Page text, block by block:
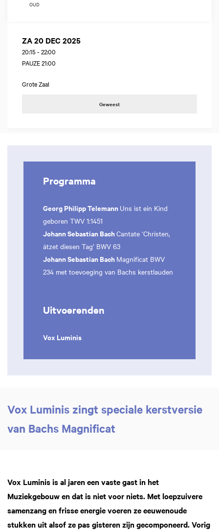
OUD
ZA 20 DEC 2025
20:15 - 22:00
PAUZE 21:00
Grote Zaal
Geweest
Programma
Georg Philipp Telemann Uns ist ein Kind
geboren TWV 1:1451
Johann Sebastian BachCantate ‘Christen,
ätzet diesen Tag’ BWV 63
Johann Sebastian Bach Magnificat BWV
234 met toevoeging van Bachs kerstlauden
Uitvoerenden
Vox Luminis
Vox Luminis zingt speciale kerstversie
van Bachs Magnificat
Vox Luminis is al jaren een vaste gast in het
Muziekgebouw en dat is niet voor niets. Met loepzuivere
samenzang en frisse energie voeren ze eeuwenoude
stukken uit alsof ze pas gisteren zijn gecomponeerd. Vorig